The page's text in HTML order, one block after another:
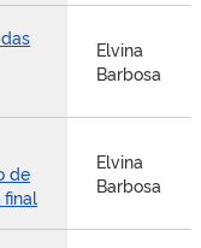
Elvina
Barbosa
de
final
Elvina
Barbosa